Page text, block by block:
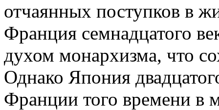
отчаянных поступков в
Франция семнадцатого
духом монархизма, что
Однако Япония
Франции того времени в